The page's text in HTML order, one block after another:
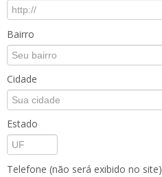
Bairro
Cidade
Estado
Telefone (não será exibido no site)